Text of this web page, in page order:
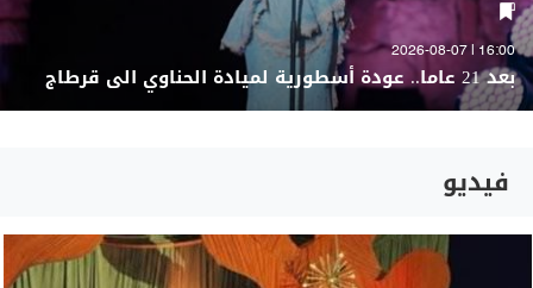
16:00 | 2026-08-07
بعد 21 عاما.. عودة أسطورية لميادة الحناوي الى قرطاج
فيديو